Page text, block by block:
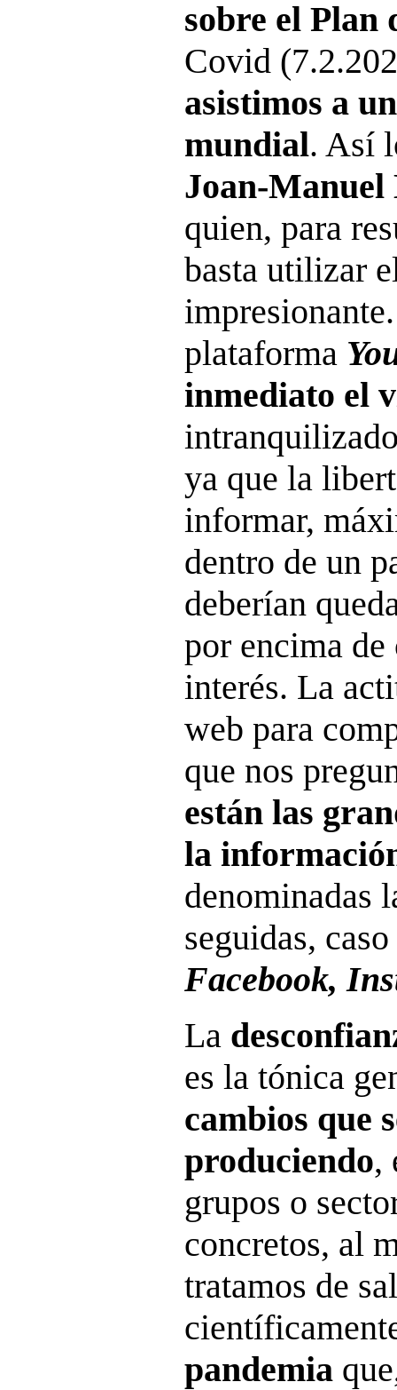
sobre el Plan
Covid
asistimos a
mundial. Así
Joan-
quien, para
basta utilizar
plataforma
inmediato el
ya que la
informar,
dentro de un
deberían
por encima
interés. La
web para
que nos
están las
la
denominadas
seguidas,
Facebook,
La
es la tónica
cambios que
produciendo,
grupos o
concretos, al
tratamos de
pandemia